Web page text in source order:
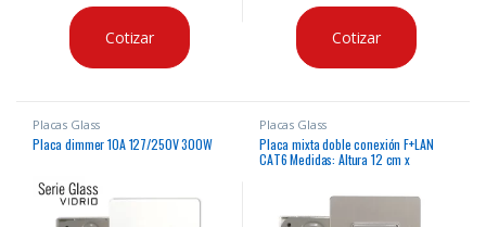
Cotizar Cotizar
Placas Glass
Placa dimmer 10A 127/250V 300W
Placas Glass
Placa mixta doble conexión F+LAN
CAT6 Medidas: Altura 12 cm x